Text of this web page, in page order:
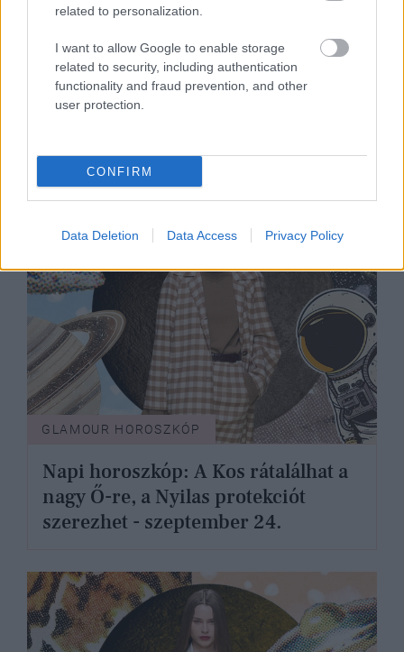
related to personalization.
I want to allow Google to enable storage
related to security, including authentication
functionality and fraud prevention, and other
user protection.
CONFIRM
Data Deletion Data Access Privacy Policy
Napi horoszkóp: A Vízöntő a siker
kapujában áll, a Halakra érzéki
GLAMOUR HOROSZKÓP
Napi horoszkóp: A Kos rátalálhat a
nagy Ő-re, a Nyilas protekciót
szerezhet - szeptember 24.